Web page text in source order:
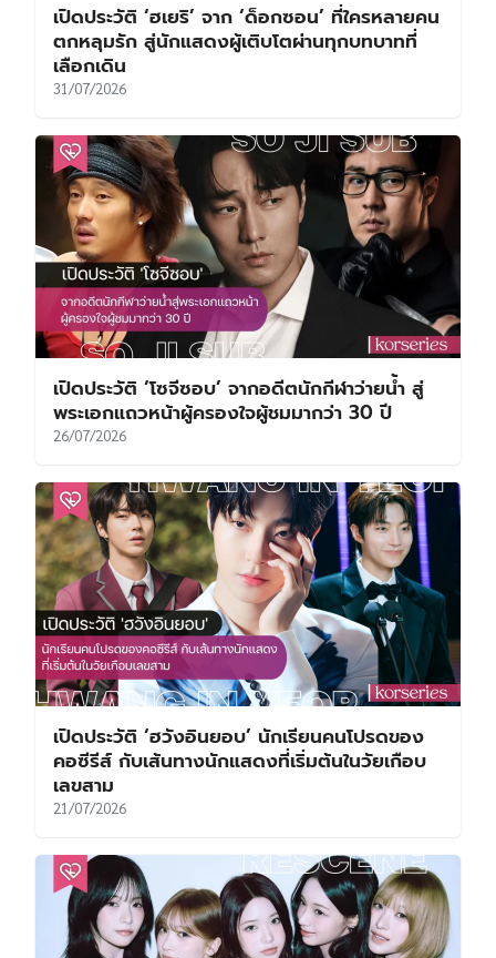
เปิดประวัติ ‘ฮเยริ’ จาก ‘ด็อกซอน’ ที่ใครหลายคน
ตกหลุมรัก สู่นักแสดงผู้เติบโตผ่านทุกบทบาทที่
เลือกเดิน
31/07/2026
เปิดประวัติ ‘โซจีซอบ’ จากอดีตนักกีฬาว่ายน้ำ สู่
พระเอกแถวหน้าผู้ครองใจผู้ชมมากว่า 30 ปี
26/07/2026
เปิดประวัติ ‘ฮวังอินยอบ’ นักเรียนคนโปรดของ
คอซีรีส์ กับเส้นทางนักแสดงที่เริ่มต้นในวัยเกือบ
เลขสาม
21/07/2026